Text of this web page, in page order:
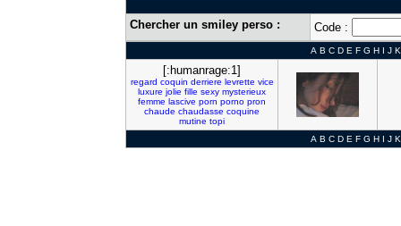
Chercher un smiley perso : Code :
A B C D E F G H I J K
[:humanrage:1]
regard coquin derriere levrette vice
luxure jolie fille sexy mysterieux
femme lascive porn porno pron
chaude chaudasse coquine
mutine topi
A B C D E F G H I J K